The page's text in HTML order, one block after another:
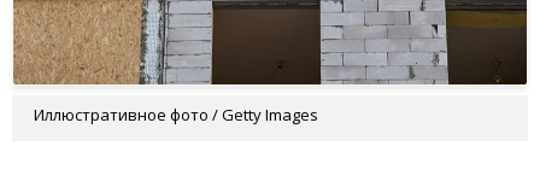
Иллюстративное фото / Getty Images